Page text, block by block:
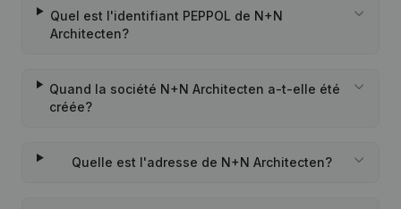
Quel est l'identifiant PEPPOL de N+N
Architecten?
Quand la société N+N Architecten a-t-elle été
créée?
Quelle est l'adresse de N+N Architecten?